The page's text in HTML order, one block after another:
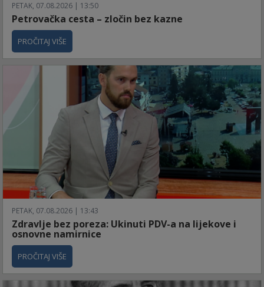
PETAK, 07.08.2026 | 13:50
Petrovačka cesta – zločin bez kazne
PROČITAJ VIŠE
PETAK, 07.08.2026 | 13:43
Zdravlje bez poreza: Ukinuti PDV-a na lijekove i
osnovne namirnice
PROČITAJ VIŠE